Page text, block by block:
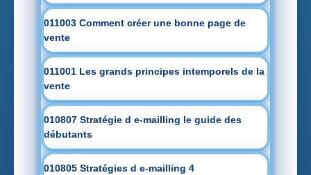
011003 Comment créer une bonne page de
vente
011001 Les grands principes intemporels de la
vente
010807 Stratégie d e-mailling le guide des
débutants
010805 Stratégies d e-mailling 4